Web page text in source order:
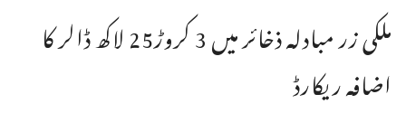
ملکی زر مبادلہ ذخائر میں 3 کروڑ25 لاکھ ڈالر کا
اضافہ ریکارڈ